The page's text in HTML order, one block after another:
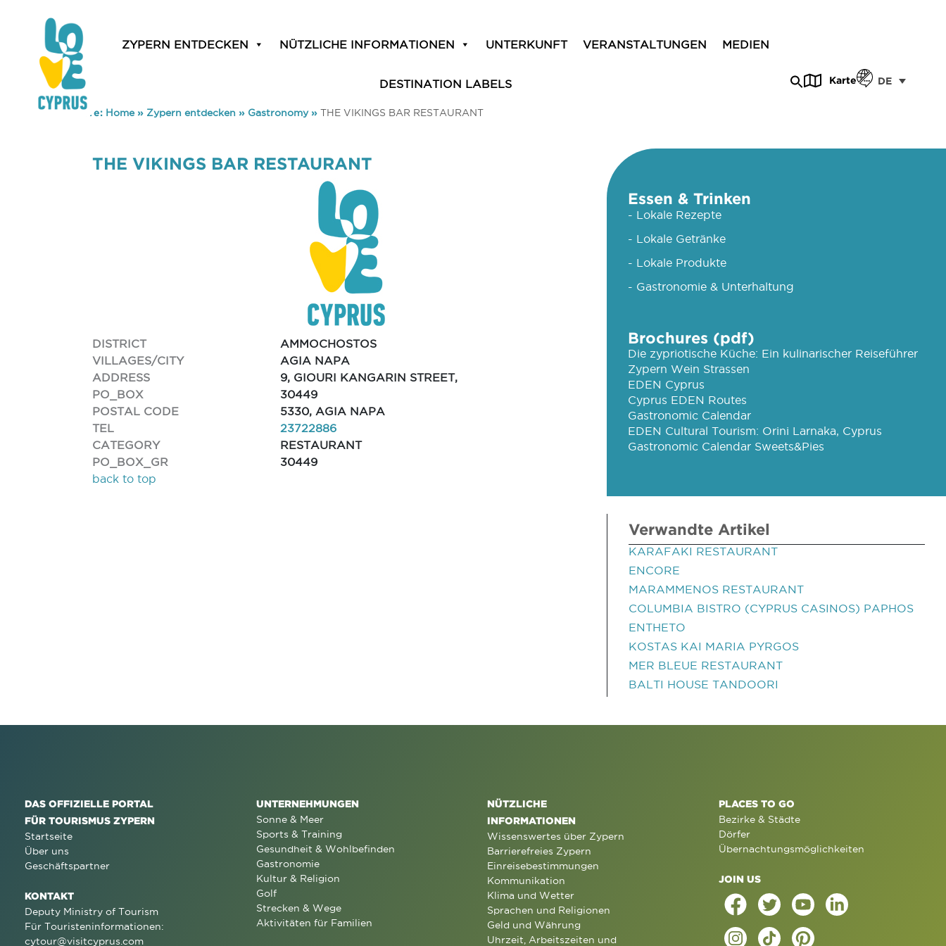
ZYPERN ENTDECKEN NÜTZLICHE INFORMATIONEN UNTERKUNFT VERANSTALTUNGEN MEDIEN
DESTINATION LABELS Karte DE
You are here: Home» Zypern entdecken » Gastronomy» THE VIKINGS BAR RESTAURANT
THE VIKINGS BAR RESTAURANT
DISTRICT
AMMOCHOSTOS
VILLAGES/CITY
AGIA NAPA
ADDRESS
9, GIOURI KANGARIN STREET,
PO_BOX
30449
POSTAL CODE
5330, AGIA NAPA
TEL
23722886
CATEGORY
RESTAURANT
PO_BOX_GR
30449
back to top
Essen & Trinken
- Lokale Rezepte
- Lokale Getränke
- Lokale Produkte
- Gastronomie & Unterhaltung
Brochures (pdf)
Die zypriotische Küche: Ein kulinarischer Reiseführer
Zypern Wein Strassen
EDEN Cyprus
Cyprus EDEN Routes
Gastronomic Calendar
EDEN Cultural Tourism: Orini Larnaka, Cyprus
Gastronomic Calendar Sweets&Pies
Verwandte Artikel
KARAFAKI RESTAURANT
ENCORE
MARAMMENOS RESTAURANT
COLUMBIA BISTRO (CYPRUS CASINOS) PAPHOS
ENTHETO
KOSTAS KAI MARIA PYRGOS
MER BLEUE RESTAURANT
BALTI HOUSE TANDOORI
DAS OFFIZIELLE PORTAL
FÜR TOURISMUS ZYPERN
Startseite
Über uns
Geschäftspartner
KONTAKT
Deputy Ministry of Tourism
Für Touristeninformationen:
cytour@visitcyprus.com
UNTERNEHMUNGEN
Sonne & Meer
Sports & Training
Gesundheit & Wohlbefinden
Gastronomie
Kultur & Religion
Golf
Strecken & Wege
Aktivitäten für Familien
NÜTZLICHE
INFORMATIONEN
Wissenswertes über Zypern
Barrierefreies Zypern
Einreisebestimmungen
Kommunikation
Klima und Wetter
Sprachen und Religionen
Geld und Währung
Uhrzeit, Arbeitszeiten und
PLACES TO GO
Bezirke & Städte
Dörfer
Übernachtungsmöglichkeiten
JOIN US